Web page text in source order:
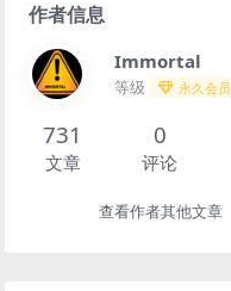
作者信息
Immortal
等级 永久会员
731
文章
0
评论
查看作者其他文章